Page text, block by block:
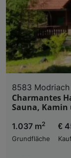
8583 Modriach
Charmantes
Sauna, Kamin
1.037 m2
Grundfläche
€